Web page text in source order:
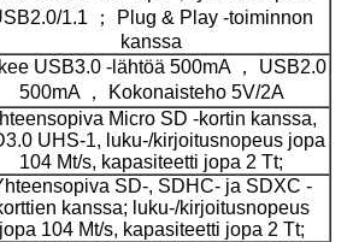
1.1 ； Plug & Play -toiminnon
kanssa
USB3.0 -lähtöä 500mA ， USB2.0
500mA ， Kokonaisteho 5V/2A
Micro SD -kortin kanssa,
UHS-1, luku-/kirjoitusnopeus jopa
104 Mt/s, kapasiteetti jopa 2 Tt;
SD-, SDHC- ja SDXC -
kanssa; luku-/kirjoitusnopeus
jopa 104 Mt/s, kapasiteetti jopa 2 Tt;